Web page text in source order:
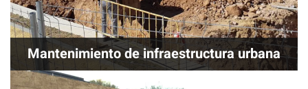
Mantenimiento de infraestructura urbana